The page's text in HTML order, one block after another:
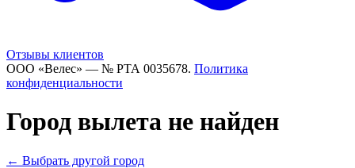
Отзывы клиентов
ООО «Велес» — № РТА 0035678. Политика
конфиденциальности
Город вылета не найден
← Выбрать другой город